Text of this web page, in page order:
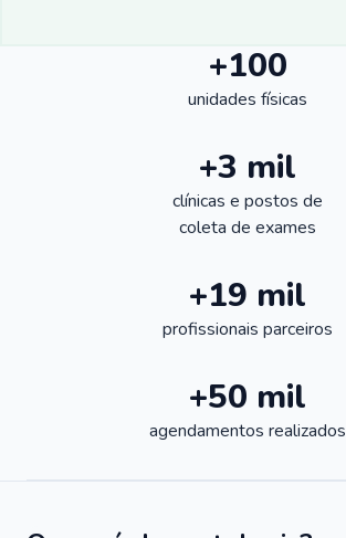
+100
unidades físicas
+3 mil
clínicas e postos de
coleta de exames
+19 mil
profissionais parceiros
+50 mil
agendamentos realizados